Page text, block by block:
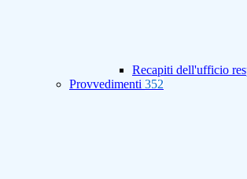
Recapiti dell'ufficio
Provvedimenti 352